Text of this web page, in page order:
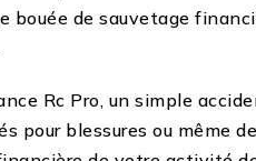
bouée de sauvetage
Rc Pro, un simple
pour blessures ou même